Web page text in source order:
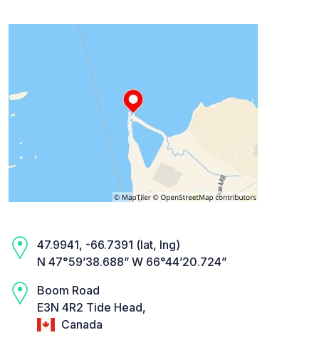
47.9941, -66.7391 (lat, lng)
N 47°59’38.688” W 66°44’20.724”
Boom Road
E3N 4R2 Tide Head,
Canada